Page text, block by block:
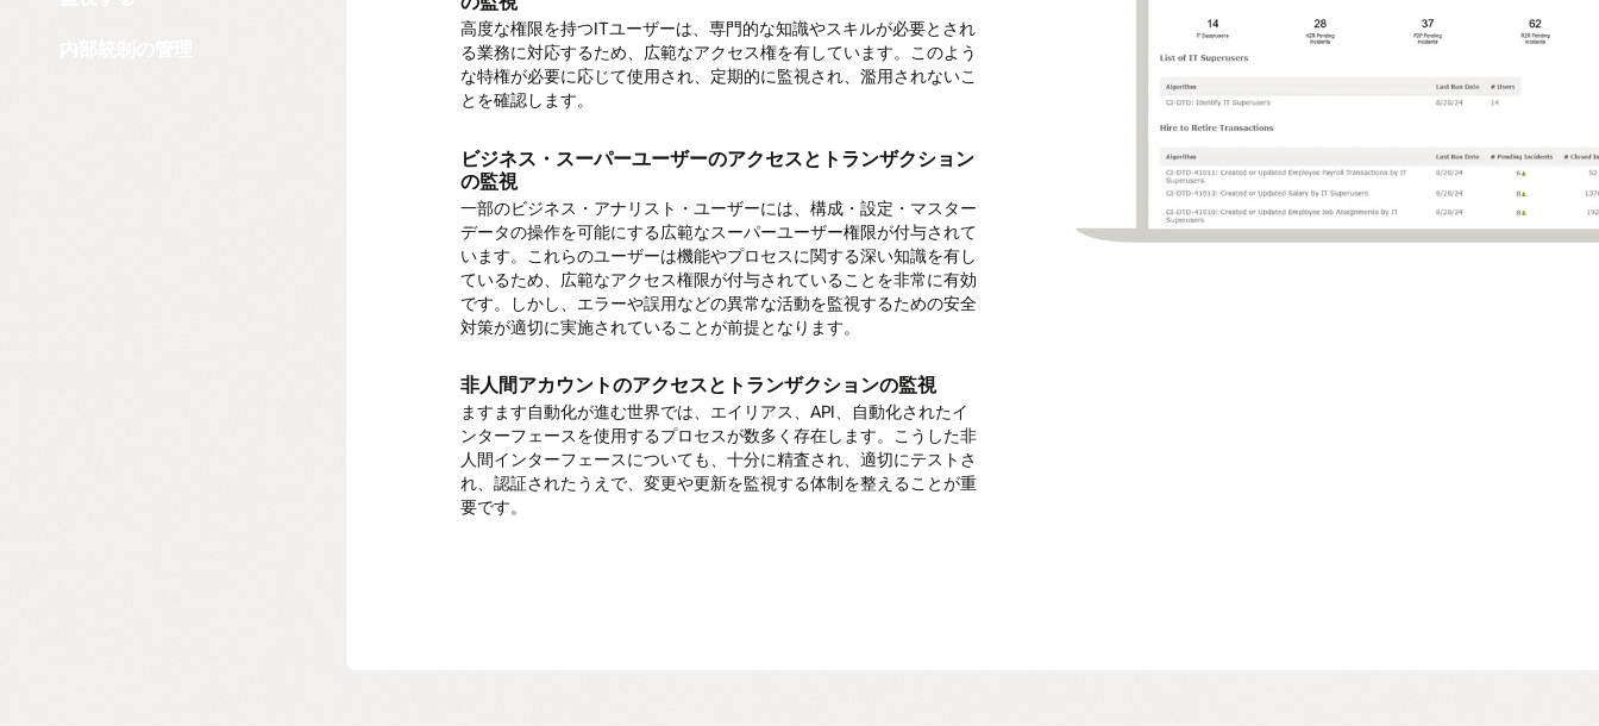
高度な権限を持つITユーザーは、専門的な知識やスキルが必要とされ
る業務に対応するため、広範なアクセス権を有しています。このよう
な特権が必要に応じて使用され、定期的に監視され、濫用されないこ
とを確認します。
ビジネス・スーパーユーザーのアクセスとトランザクション
の監視
一部のビジネス・アナリスト・ユーザーには、構成・設定・マスター
データの操作を可能にする広範なスーパーユーザー権限が付与されて
います。これらのユーザーは機能やプロセスに関する深い知識を有し
ているため、広範なアクセス権限が付与されていることを非常に有効
です。しかし、エラーや誤用などの異常な活動を監視するための安全
対策が適切に実施されていることが前提となります。
非人間アカウントのアクセスとトランザクションの監視
ますます自動化が進む世界では、エイリアス、API、自動化されたイ
ンターフェースを使用するプロセスが数多く存在します。こうした非
人間インターフェースについても、十分に精査され、適切にテストさ
れ、認証されたうえで、変更や更新を監視する体制を整えることが重
要です。
アクセス要求をチェックし、SoD違反がないことを確認しま
す。
セルフサービスによるユーザー・アクセス要求を可能にし、アクセス
権限を付与する前にSoDの矛盾を防ぐことができます。アクセス要求
アクセスを許可します。
機密の高い（制限付き）アクセスの監視とレポート
報告、認証、または削除する機密アクセス権限とデータを付与された
ユーザーを特定します。
職務分掌の監視とレポート
ートを確実に生成します。
ユーザー・アクセス・レビューおよび認証の自動化
ユーザー・アクセス・レビューのワークフローを自動化し、アクセス
がビジネス・プロセスのオーナーによって承認され、監査およびコン
プライアンス要件を満たしていることを確認します。
全な監視を実現します。
調達から支払までの保証
調達‐支払プロセスにおけるユーザーのアクセスと活動を監視し、プ
ロセスの完全性を確保します。職務分離を徹底し、すべての注文書、
レコードからレポートまでの保証
レコードからレポートまでのプロセスにおいて、ユーザーのアクセス
と活動を監視し、プロセスの完全性を維持します。職務分離を徹底
し、すべての補助元帳引、期間末調整、および手動仕訳を分析しま
す。
注文から入金までのプロセス全体におけるユーザーアクセスとアクテ
ィビティを監視します。職務分離を徹底し、すべての顧客注文、承認
された与信限度額、および入金受領書を分析します。
採用から退職までの保証
採用から退職までのプロセス全体におけるユーザーのアクセスと活動
強固な内部統制を構築し、監査に備えます。直感的なワークフローを
活用して、内部統制の定期的なテストと認証プロセスを自動化しま
す。